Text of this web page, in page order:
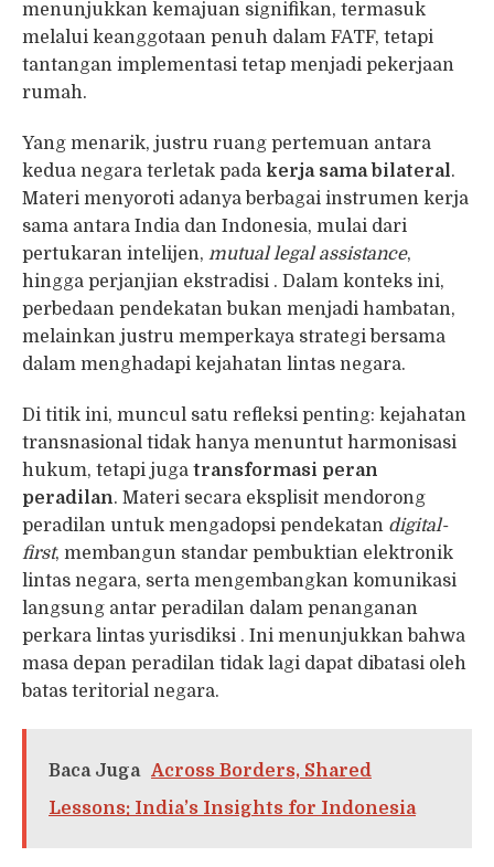
menunjukkan kemajuan signifikan, termasuk
melalui keanggotaan penuh dalam FATF, tetapi
tantangan implementasi tetap menjadi pekerjaan
rumah.
Yang menarik, justru ruang pertemuan antara
kedua negara terletak pada kerja sama bilateral.
Materi menyoroti adanya berbagai instrumen kerja
sama antara India dan Indonesia, mulai dari
pertukaran intelijen, mutual legal assistance,
hingga perjanjian ekstradisi . Dalam konteks ini,
perbedaan pendekatan bukan menjadi hambatan,
melainkan justru memperkaya strategi bersama
dalam menghadapi kejahatan lintas negara.
Di titik ini, muncul satu refleksi penting: kejahatan
transnasional tidak hanya menuntut harmonisasi
hukum, tetapi juga transformasi peran
peradilan. Materi secara eksplisit mendorong
peradilan untuk mengadopsi pendekatan digital-
first, membangun standar pembuktian elektronik
lintas negara, serta mengembangkan komunikasi
langsung antar peradilan dalam penanganan
perkara lintas yurisdiksi . Ini menunjukkan bahwa
masa depan peradilan tidak lagi dapat dibatasi oleh
batas teritorial negara.
Baca Juga Across Borders, Shared
Lessons: India’s Insights for Indonesia